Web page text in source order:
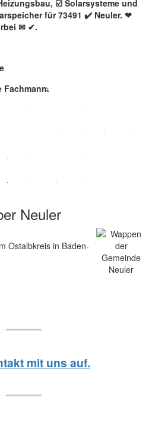
☑️ Solarsysteme und
für 73491 ✔️ Neuler. ❤
✉ ✔.
Neuler
Ostalbkreis in Baden-
mit uns auf.